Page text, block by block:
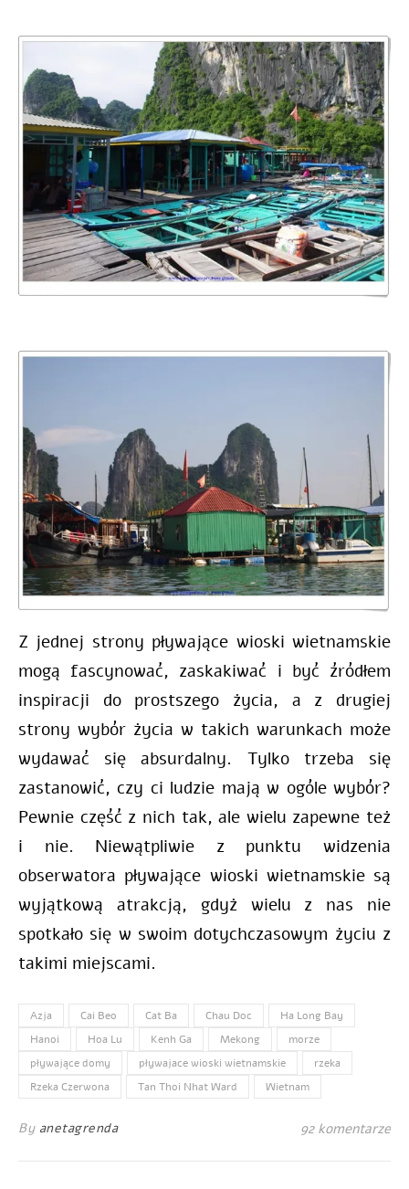
Z jednej strony pływające wioski wietnamskie
mogą fascynować, zaskakiwać i być źródłem
inspiracji do prostszego życia, a z drugiej
strony wybór życia w takich warunkach może
wydawać się absurdalny. Tylko trzeba się
zastanowić, czy ci ludzie mają w ogóle wybór?
Pewnie część z nich tak, ale wielu zapewne też
i nie. Niewątpliwie z punktu widzenia
obserwatora pływające wioski wietnamskie są
wyjątkową atrakcją, gdyż wielu z nas nie
spotkało się w swoim dotychczasowym życiu z
takimi miejscami.
Azja Cai Beo Cat Ba Chau Doc
Ha Long Bay
Hanoi
Hoa Lu Kenh Ga Mekong
morze
pływające domy
pływajace wioski wietnamskie
rzeka
Rzeka Czerwona
Tan Thoi Nhat Ward Wietnam
By anetagrenda 92 komentarze